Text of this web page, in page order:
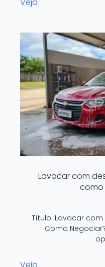
Veja
Lavacar com
como
Título: Lavacar
Como
Veja